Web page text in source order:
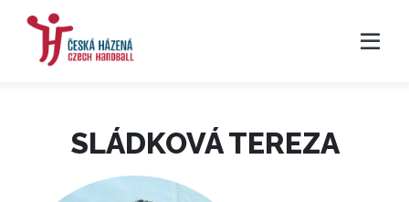
SLÁDKOVÁ TEREZA